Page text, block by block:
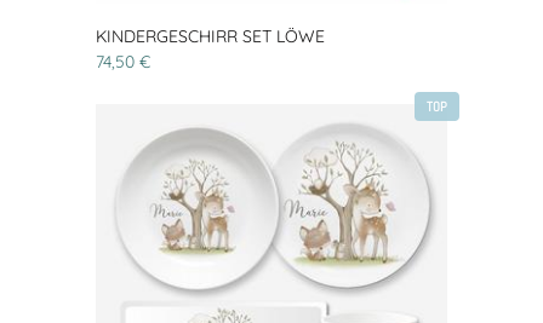
KINDERGESCHIRR SET LÖWE
74,50 €
TOP